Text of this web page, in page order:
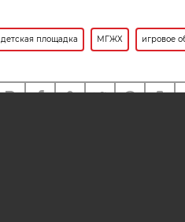
детская площадка МГЖХ игровое